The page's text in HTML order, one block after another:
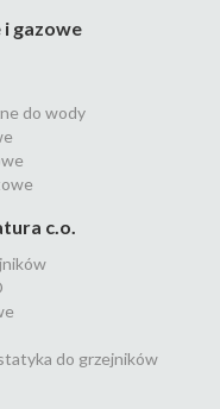
gazowe
do wody
c.o.
do grzejników